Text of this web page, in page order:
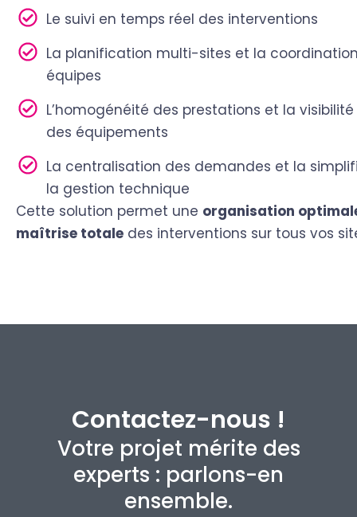
Le suivi en temps réel des interventions
La planification multi-sites et la
équipes
L’homogénéité des prestations et la
des équipements
La centralisation des demandes et la
la gestion technique
Cette solution permet une organisation
maîtrise totale des interventions sur tous vos
Contactez-nous !
Votre projet mérite des
experts : parlons-en
ensemble.